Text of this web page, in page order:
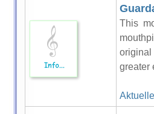
This
greater